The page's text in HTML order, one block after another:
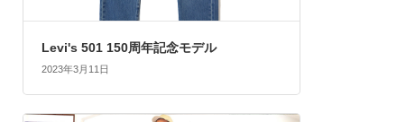
Levi's 501 150周年記念モデル
2023年3月11日